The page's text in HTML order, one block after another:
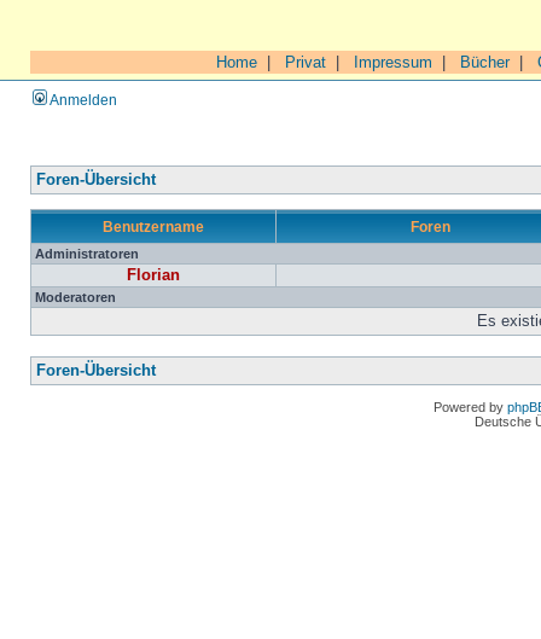
Home Privat Impressum Bücher|
Anmelden
Foren-Übersicht
Benutzername Foren
Administratoren
Florian
Moderatoren
Es
Foren-Übersicht
Powered by
Deutsche